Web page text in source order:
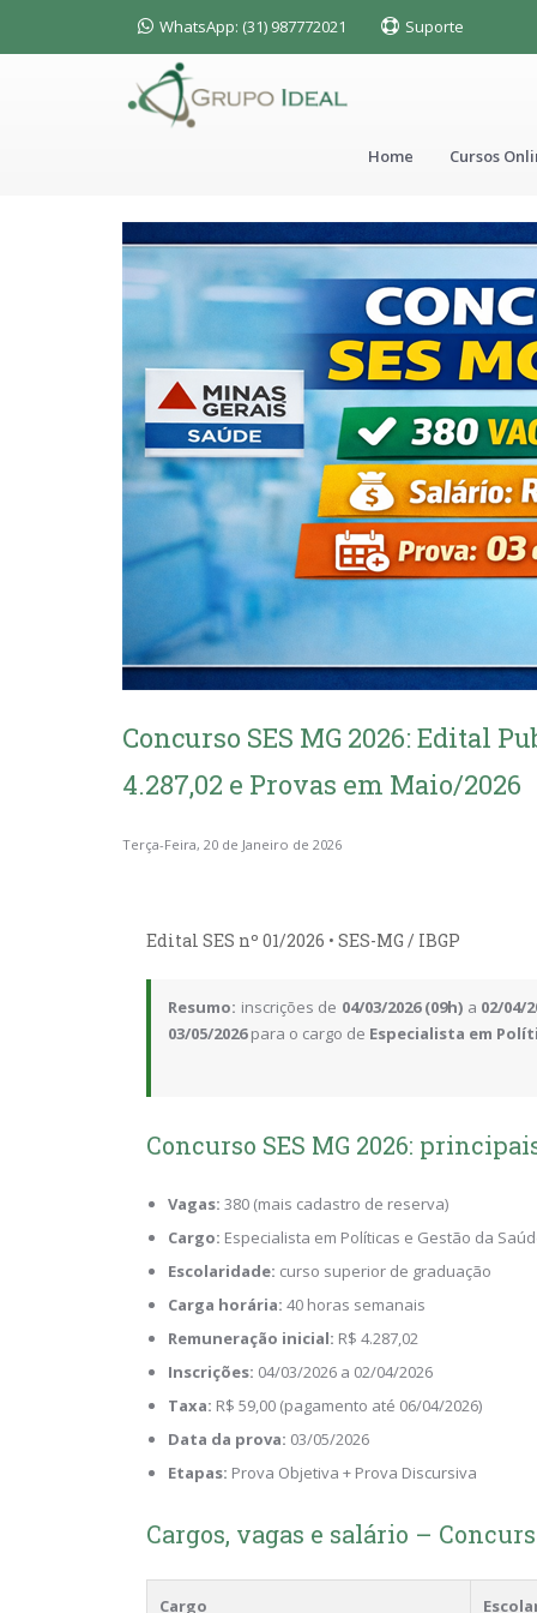
WhatsApp: (31) 987772021 Suporte
Home Cursos
Concurso SES MG 2026: Edital
4.287,02 e Provas em Maio/2026
Terça-Feira, 20 de Janeiro de 2026
Edital SES nº 01/2026 • SES-MG / IBGP
Resumo: inscrições de 04/03/2026 (09h) a 02/04/
03/05/2026para o cargo de Especialista em
Concurso SES MG 2026:
Vagas: 380 (mais cadastro de reserva)
Cargo: Especialista em Políticas e Gestão da
Escolaridade: curso superior de graduação
Carga horária: 40 horas semanais
Remuneração inicial: R$ 4.287,02
Inscrições: 04/03/2026 a 02/04/2026
Taxa: R$ 59,00 (pagamento até 06/04/2026)
Data da prova: 03/05/2026
Etapas: Prova Objetiva + Prova Discursiva
Cargos, vagas e salário –
Cargo